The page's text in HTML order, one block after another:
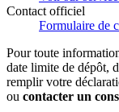
Contact officiel
Formulaire de
Pour toute
date limite de dépôt,
remplir votre
ou contacter un